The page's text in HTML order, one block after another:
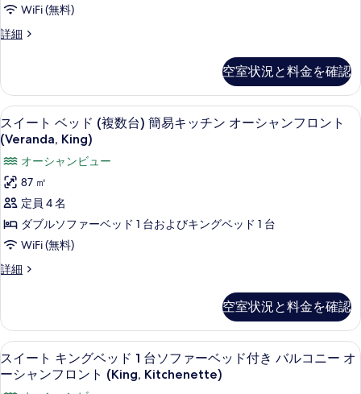
を
表
る
(Veranda,
1
King)
の
す
べ
て
の
写
真
を
表
す
る
ロ
ン
ト
King
King)
の
詳
細
(複
数
ル
コ
ニ
ー
オ
ー
シ
ャ
ン
フ
ン
ト
(Two
Kings)
WiFi (無料)
詳細
ル
ッ
ド
(複
数
台)
バ
ル
コ
ニ
ー
ー
シ
ャ
ロ
ト
(Two
Kings)
空室状況と料金を確認
ス
イ
ー
ト
ベ
ッ
ド
(複
簡
易
キ
高級寝具、セーフティボックス (室
17
スイート ベッド (複数台) 簡易キッチン オーシャンフロント
(Veranda, King)
オーシャンビュー
87 ㎡
定員 4 名
ダブルソファーベッド 1 台およびキングベッド 1 台
WiFi (無料)
詳細
ス
ベ
ッ
ド
空室状況と料金を確認
ス
イ
20
スイート キングベッド 1 台ソファーベッド付き バルコニー オ
ーシャンフロント (King, Kitchenette)